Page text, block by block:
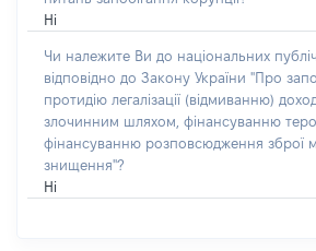
Ні
Чи належите Ви до національних
відповідно до Закону України "Про
протидію легалізації (відмиванню)
злочинним шляхом, фінансуванню
фінансуванню розповсюдження зброї
знищення"?
Ні